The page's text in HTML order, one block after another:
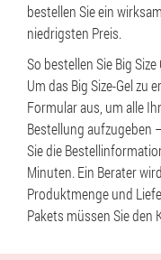
bestellen Sie ein
niedrigsten Preis.
So bestellen Sie Big
Um das Big Size-Gel zu
Formular aus, um alle
Bestellung aufzugeben
Sie die
Minuten. Ein Berater
Produktmenge und
Pakets müssen Sie den